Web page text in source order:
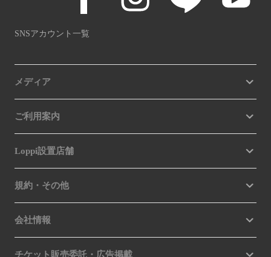
SNSアカウント一覧
メディア
ご利用案内
Loppi設置店舗
規約・その他
会社情報
チケット販売委託・広告掲載